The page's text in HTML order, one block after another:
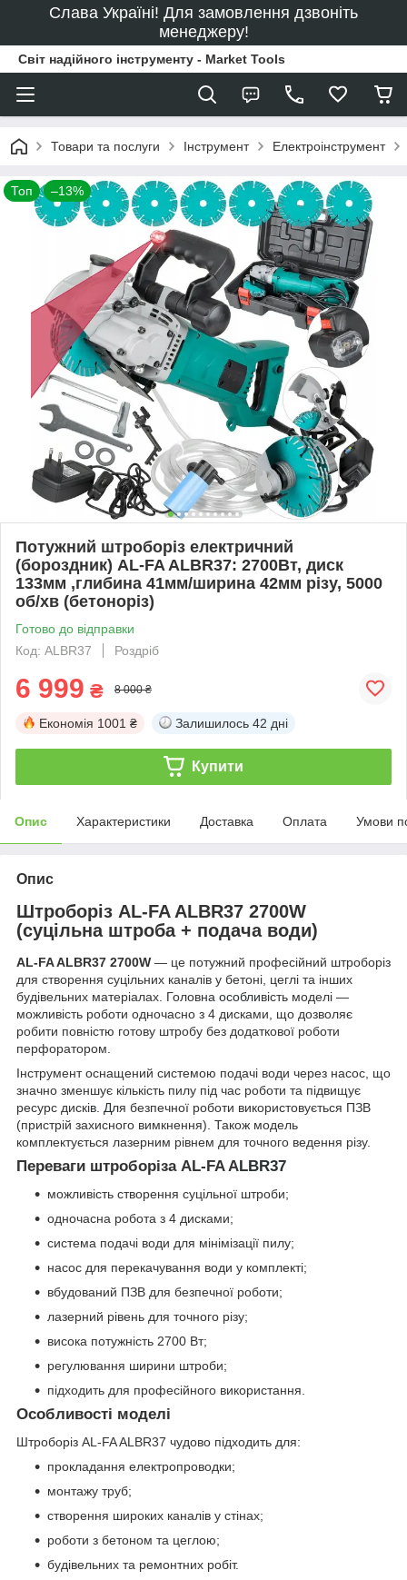
Слава Україні! Для замовлення дзвоніть
менеджеру!
Світ надійного інструменту - Market Tools
Товари та послуги Інструмент Електроінструмент
Топ –13%
Потужний штроборіз електричний
(бороздник) AL-FA ALBR37: 2700Вт, диск
133мм ,глибина 41мм/ширина 42мм різу, 5000
об/хв (бетоноріз)
Готово до відправки
Код: ALBR37
Роздріб
6 999 ₴ 8 000 ₴
Економія 1001 ₴ Залишилось 42 дні
Купити
Опис Характеристики Доставка Оплата Умови
Опис
Штроборіз AL-FA ALBR37 2700W
(суцільна штроба + подача води)
AL-FA ALBR37 2700W — це потужний професійний штроборіз
для створення суцільних каналів у бетоні, цеглі та інших
будівельних матеріалах. Головна особливість моделі —
можливість роботи одночасно з 4 дисками, що дозволяє
робити повністю готову штробу без додаткової роботи
перфоратором.
Інструмент оснащений системою подачі води через насос, що
значно зменшує кількість пилу під час роботи та підвищує
ресурс дисків. Для безпечної роботи використовується ПЗВ
(пристрій захисного вимкнення). Також модель
комплектується лазерним рівнем для точного ведення різу.
Переваги штроборіза AL-FA ALBR37
можливість створення суцільної штроби;
одночасна робота з 4 дисками;
система подачі води для мінімізації пилу;
насос для перекачування води у комплекті;
вбудований ПЗВ для безпечної роботи;
лазерний рівень для точного різу;
висока потужність 2700 Вт;
регулювання ширини штроби;
підходить для професійного використання.
Особливості моделі
Штроборіз AL-FA ALBR37 чудово підходить для:
прокладання електропроводки;
монтажу труб;
створення широких каналів у стінах;
роботи з бетоном та цеглою;
будівельних та ремонтних робіт.